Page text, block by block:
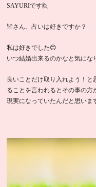
SAYURIです🙋
皆さん、占いは好きですか？
私は好きでした😊
いつ結婚出来るのかなと気にな
良いことだけ取り入れよう！
ることを言われるとその事の
現実になっていたんだと思いま